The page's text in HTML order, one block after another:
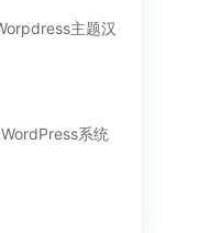
主题汉
系统